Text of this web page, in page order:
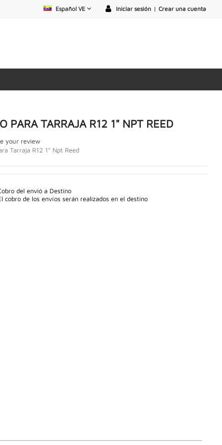
Iniciar sesión | Crear una cuenta
Español VE
PARA TARRAJA R12 1" NPT REED
your review
Tarraja R12 1" Npt Reed
del envió a Destino
cobro de los envíos serán realizados en el destino